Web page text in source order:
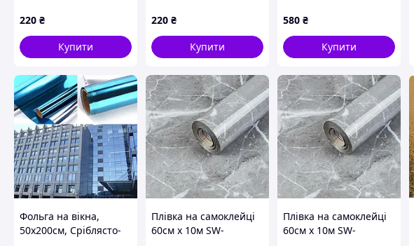
220 ₴
Купити
220 ₴
Купити
580 ₴
Купити
Фольга на вікна,
50х200см, Сріблясто-
Плівка на самоклейці
60см х 10м SW-
Плівка на самоклейці
60см х 10м SW-